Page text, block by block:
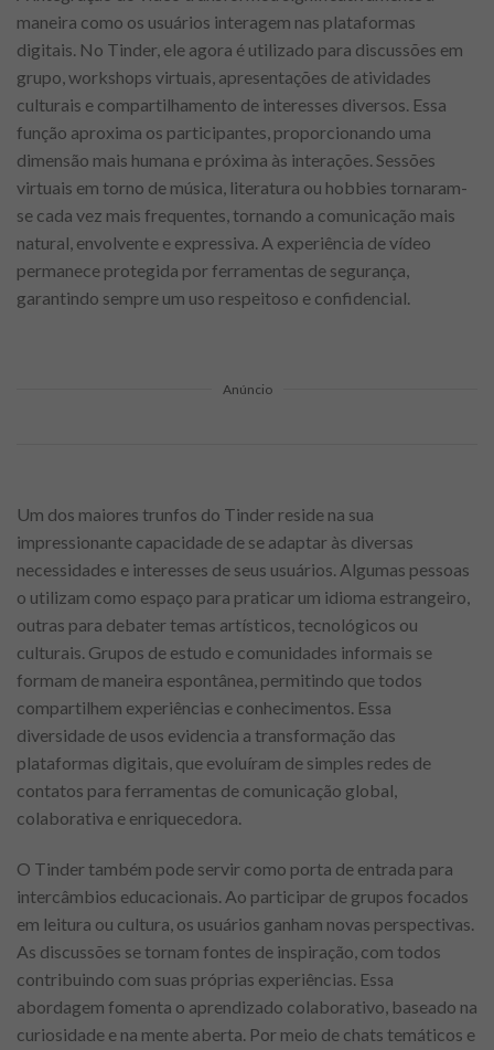
maneira como os usuários interagem nas plataformas
digitais. No Tinder, ele agora é utilizado para discussões em
grupo, workshops virtuais, apresentações de atividades
culturais e compartilhamento de interesses diversos. Essa
função aproxima os participantes, proporcionando uma
dimensão mais humana e próxima às interações. Sessões
virtuais em torno de música, literatura ou hobbies tornaram-
se cada vez mais frequentes, tornando a comunicação mais
natural, envolvente e expressiva. A experiência de vídeo
permanece protegida por ferramentas de segurança,
garantindo sempre um uso respeitoso e confidencial.
Anúncio
Um dos maiores trunfos do Tinder reside na sua
impressionante capacidade de se adaptar às diversas
necessidades e interesses de seus usuários. Algumas pessoas
o utilizam como espaço para praticar um idioma estrangeiro,
outras para debater temas artísticos, tecnológicos ou
culturais. Grupos de estudo e comunidades informais se
formam de maneira espontânea, permitindo que todos
compartilhem experiências e conhecimentos. Essa
diversidade de usos evidencia a transformação das
plataformas digitais, que evoluíram de simples redes de
contatos para ferramentas de comunicação global,
colaborativa e enriquecedora.
O Tinder também pode servir como porta de entrada para
intercâmbios educacionais. Ao participar de grupos focados
em leitura ou cultura, os usuários ganham novas perspectivas.
As discussões se tornam fontes de inspiração, com todos
contribuindo com suas próprias experiências. Essa
abordagem fomenta o aprendizado colaborativo, baseado na
curiosidade e na mente aberta. Por meio de chats temáticos e